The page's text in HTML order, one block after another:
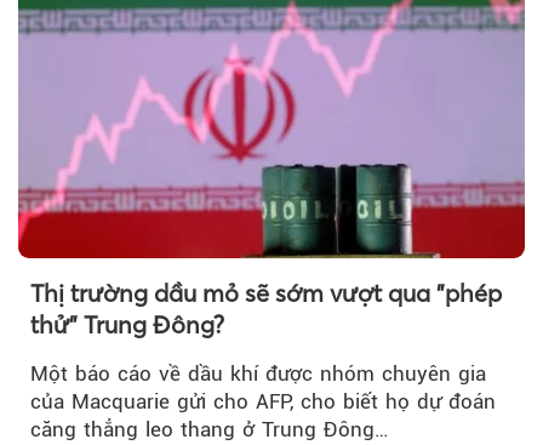
Thị trường dầu mỏ sẽ sớm vượt qua "phép
thử" Trung Đông?
Một báo cáo về dầu khí được nhóm chuyên gia
của Macquarie gửi cho AFP, cho biết họ dự đoán
căng thẳng leo thang ở Trung Đông…